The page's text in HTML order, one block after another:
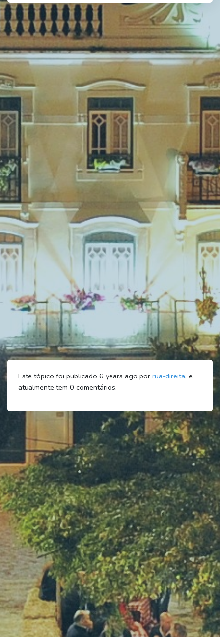
Este tópico foi publicado 6 years ago por rua-direita, e
atualmente tem 0 comentários.